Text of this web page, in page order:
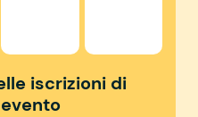
iscrizioni di